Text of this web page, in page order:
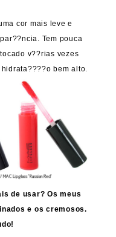
cor mais leve e
Tem pouca
v??rias vezes
bem alto.
de usar? Os meus
e os cremosos.